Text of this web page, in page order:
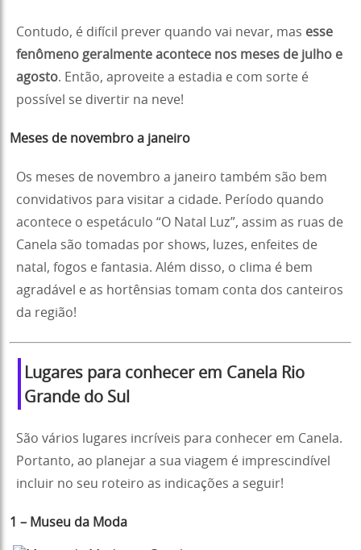
Contudo, é difícil prever quando vai nevar, mas esse
fenômeno geralmente acontece nos meses de julho e
agosto. Então, aproveite a estadia e com sorte é
possível se divertir na neve!
Meses de novembro a janeiro
Os meses de novembro a janeiro também são bem
convidativos para visitar a cidade. Período quando
acontece o espetáculo “O Natal Luz”, assim as ruas de
Canela são tomadas por shows, luzes, enfeites de
natal, fogos e fantasia. Além disso, o clima é bem
agradável e as hortênsias tomam conta dos canteiros
da região!
Lugares para conhecer em Canela Rio
Grande do Sul
São vários lugares incríveis para conhecer em Canela.
Portanto, ao planejar a sua viagem é imprescindível
incluir no seu roteiro as indicações a seguir!
1 – Museu da Moda